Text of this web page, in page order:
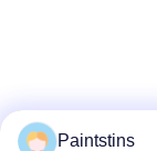
Paintstins